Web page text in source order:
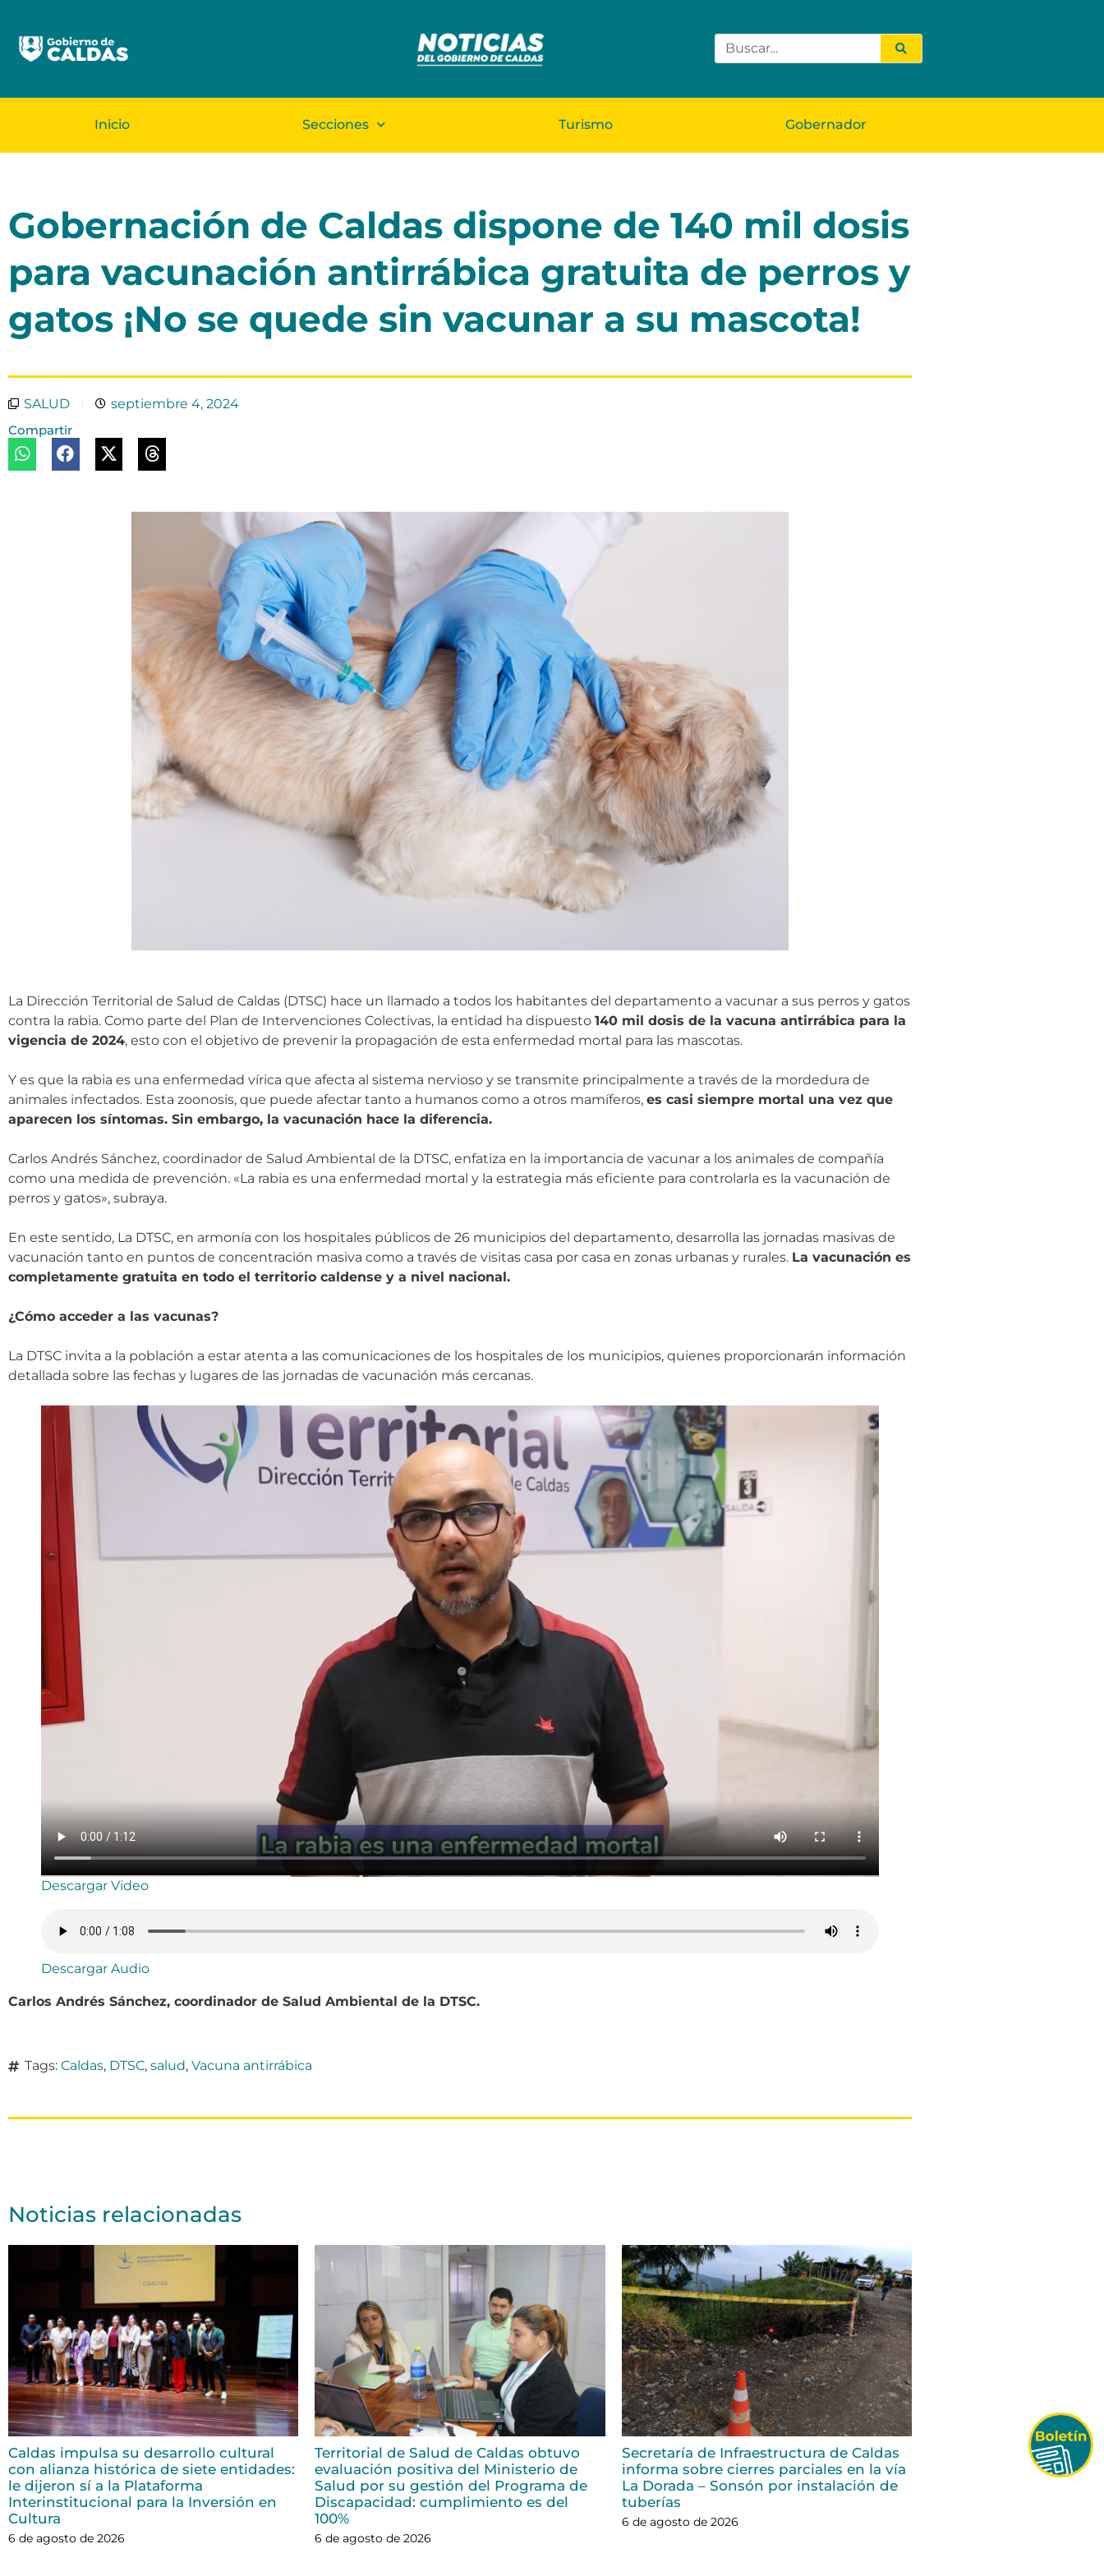
Inicio Secciones Turismo Gobernador
Gobernación de Caldas dispone de 140 mil dosis
para vacunación antirrábica gratuita de perros y
gatos ¡No se quede sin vacunar a su mascota!
SALUD
septiembre 4, 2024
Compartir
La Dirección Territorial de Salud de Caldas (DTSC) hace un llamado a todos los habitantes del departamento a vacunar a sus perros y gatos
contra la rabia. Como parte del Plan de Intervenciones Colectivas, la entidad ha dispuesto 140 mil dosis de la vacuna antirrábica para la
vigencia de 2024, esto con el objetivo de prevenir la propagación de esta enfermedad mortal para las mascotas.
Y es que la rabia es una enfermedad vírica que afecta al sistema nervioso y se transmite principalmente a través de la mordedura de
animales infectados. Esta zoonosis, que puede afectar tanto a humanos como a otros mamíferos, es casi siempre mortal una vez que
aparecen los síntomas. Sin embargo, la vacunación hace la diferencia.
Carlos Andrés Sánchez, coordinador de Salud Ambiental de la DTSC, enfatiza en la importancia de vacunar a los animales de compañía
como una medida de prevención. «La rabia es una enfermedad mortal y la estrategia más eficiente para controlarla es la vacunación de
perros y gatos», subraya.
En este sentido, La DTSC, en armonía con los hospitales públicos de 26 municipios del departamento, desarrolla las jornadas masivas de
vacunación tanto en puntos de concentración masiva como a través de visitas casa por casa en zonas urbanas y rurales. La vacunación es
completamente gratuita en todo el territorio caldense y a nivel nacional.
¿Cómo acceder a las vacunas?
La DTSC invita a la población a estar atenta a las comunicaciones de los hospitales de los municipios, quienes proporcionarán información
detallada sobre las fechas y lugares de las jornadas de vacunación más cercanas.
Descargar Video
Descargar Audio
Carlos Andrés Sánchez, coordinador de Salud Ambiental de la DTSC.
Tags: Caldas, DTSC, salud, Vacuna antirrábica
Noticias relacionadas
Caldas impulsa su desarrollo cultural
con alianza histórica de siete entidades:
le dijeron sí a la Plataforma
Interinstitucional para la Inversión en
Cultura
6 de agosto de 2026
Territorial de Salud de Caldas obtuvo
evaluación positiva del Ministerio de
Salud por su gestión del Programa de
Discapacidad: cumplimiento es del
100%
6 de agosto de 2026
Secretaría de Infraestructura de Caldas
informa sobre cierres parciales en la vía
La Dorada – Sonsón por instalación de
tuberías
6 de agosto de 2026